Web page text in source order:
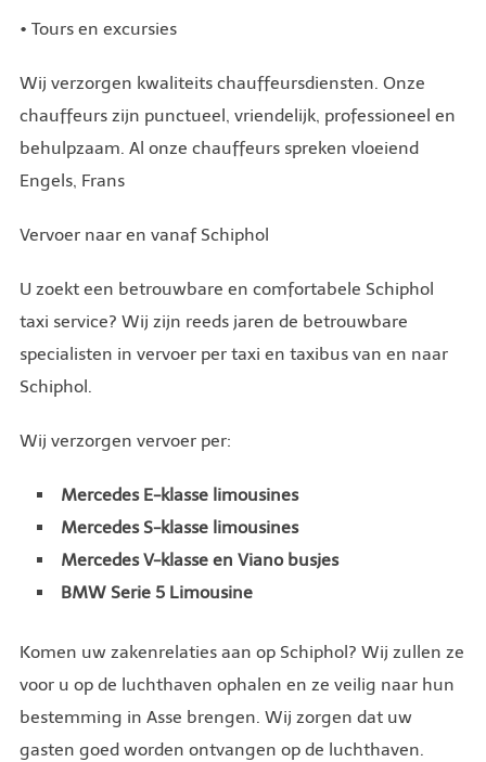
• Tours en excursies
Wij verzorgen kwaliteits chauffeursdiensten. Onze
chauffeurs zijn punctueel, vriendelijk, professioneel en
behulpzaam. Al onze chauffeurs spreken vloeiend
Engels, Frans
Vervoer naar en vanaf Schiphol
U zoekt een betrouwbare en comfortabele Schiphol
taxi service? Wij zijn reeds jaren de betrouwbare
specialisten in vervoer per taxi en taxibus van en naar
Schiphol.
Wij verzorgen vervoer per:
Mercedes E-klasse limousines
Mercedes S-klasse limousines
Mercedes V-klasse en Viano busjes
BMW Serie 5 Limousine
Komen uw zakenrelaties aan op Schiphol? Wij zullen ze
voor u op de luchthaven ophalen en ze veilig naar hun
bestemming in Asse brengen. Wij zorgen dat uw
gasten goed worden ontvangen op de luchthaven.